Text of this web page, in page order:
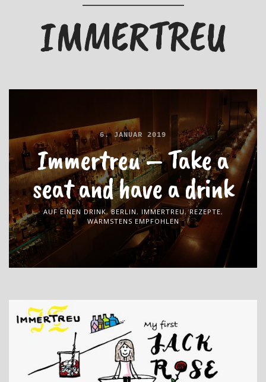
IMMERTREU
6. JANUAR 2019
Immertreu – Take a
seat and have a drink
AUF EINEN DRINK,BERLIN, IMMERTREU,REZEPTE,
WÄRMSTENS EMPFOHLEN